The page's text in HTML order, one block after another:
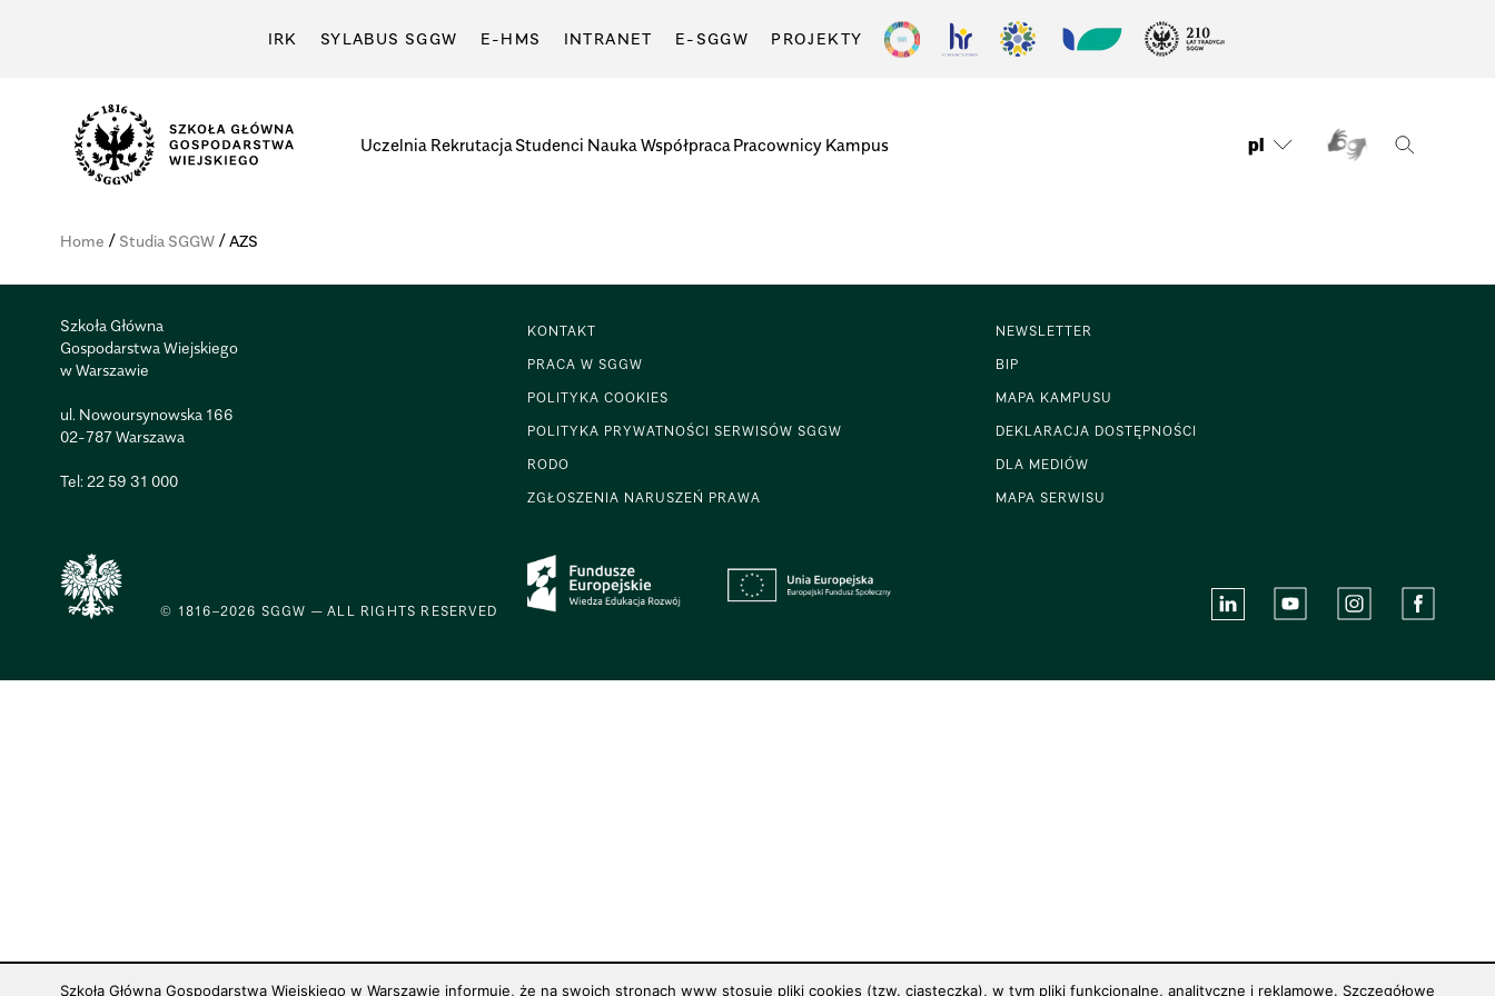
IRK SYLABUS SGGW E-HMS INTRANET E-SGGW PROJEKTY
Gospodarstwa
Wiejskiego
Warszawie
Uczelnia Rekrutacja Studenci Nauka Współpraca Pracownicy Kampus pl
Home / Studia SGGW/AZS
Szkoła Główna
Gospodarstwa Wiejskiego
w Warszawie
ul. Nowoursynowska 166
02-787 Warszawa
Tel: 22 59 31 000
KONTAKT
PRACA W SGGW
POLITYKA COOKIES
POLITYKA PRYWATNOŚCI SERWISÓW SGGW
RODO
ZGŁOSZENIA NARUSZEŃ PRAWA
NEWSLETTER
BIP
MAPA KAMPUSU
DEKLARACJA DOSTĘPNOŚCI
DLA MEDIÓW
MAPA SERWISU
© 1816–2026 SGGW — ALL RIGHTS RESERVED
Szkoła Główna Gospodarstwa Wiejskiego w Warszawie informuje, że na swoich stronach www stosuje pliki cookies (tzw. ciasteczka), w tym pliki funkcjonalne, analityczne i reklamowe. Szczegółowe